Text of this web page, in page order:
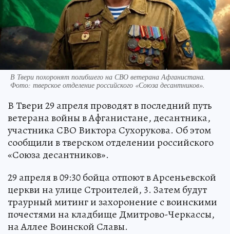
В Твери похоронят погибшего на СВО ветерана Афганистана.
Фото: тверское отделение российского «Союза десантников».
В Твери 29 апреля проводят в последний путь
ветерана войны в Афганистане, десантника,
участника СВО Виктора Сухорукова. Об этом
сообщили в тверском отделении российского
«Союза десантников».
29 апреля в 09:30 бойца отпоют в Арсеньевской
церкви на улице Строителей, 3. Затем будут
траурный митинг и захоронение с воинскими
почестями на кладбище Дмитрово-Черкассы,
на Аллее Воинской Славы.